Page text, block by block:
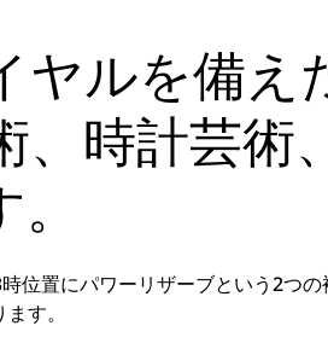
ヤルを備え
、時計芸術
位置にパワーリザーブという2つの
す。